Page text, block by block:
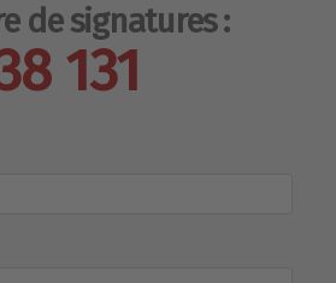
de signatures :
131